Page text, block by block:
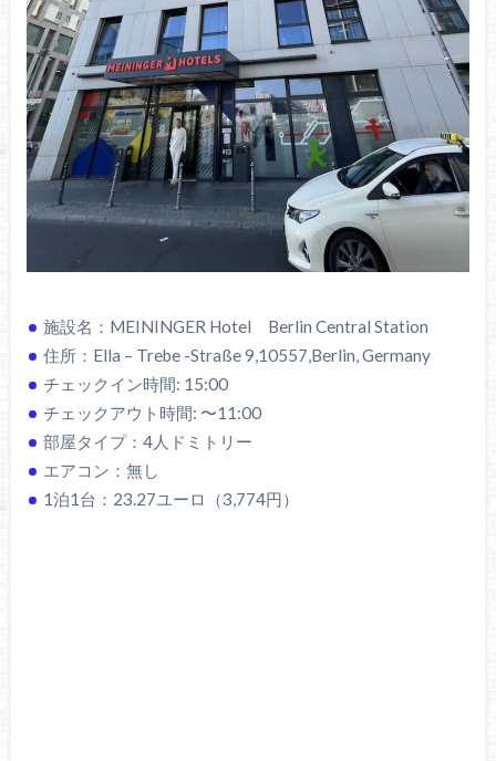
施設名：MEININGER Hotel Berlin Central Station
住所：Ella – Trebe -Straße 9,10557,Berlin, Germany
チェックイン時間: 15:00
チェックアウト時間: 〜11:00
部屋タイプ：4人ドミトリー
エアコン：無し
1泊1台：23.27ユーロ（3,774円）